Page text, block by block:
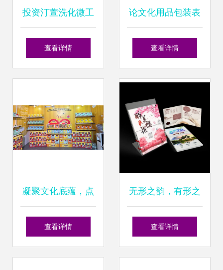
投资汀萱洗化微工
厂 抓住日用洗化市
查看详情
论文化用品包装表
达的重章价值——
2015》为语境解读
查看详情
凝聚文化底蕴，点
亮灵感之光——实
查看详情
无形之韵，有形之
力——睿腾文化用
查看详情